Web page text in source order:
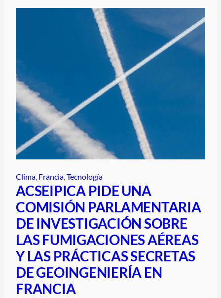
Clima, Francia, Tecnología
ACSEIPICA PIDE UNA
COMISIÓN PARLAMENTARIA
DE INVESTIGACIÓN SOBRE
LAS FUMIGACIONES AÉREAS
Y LAS PRÁCTICAS SECRETAS
DE GEOINGENIERÍA EN
FRANCIA